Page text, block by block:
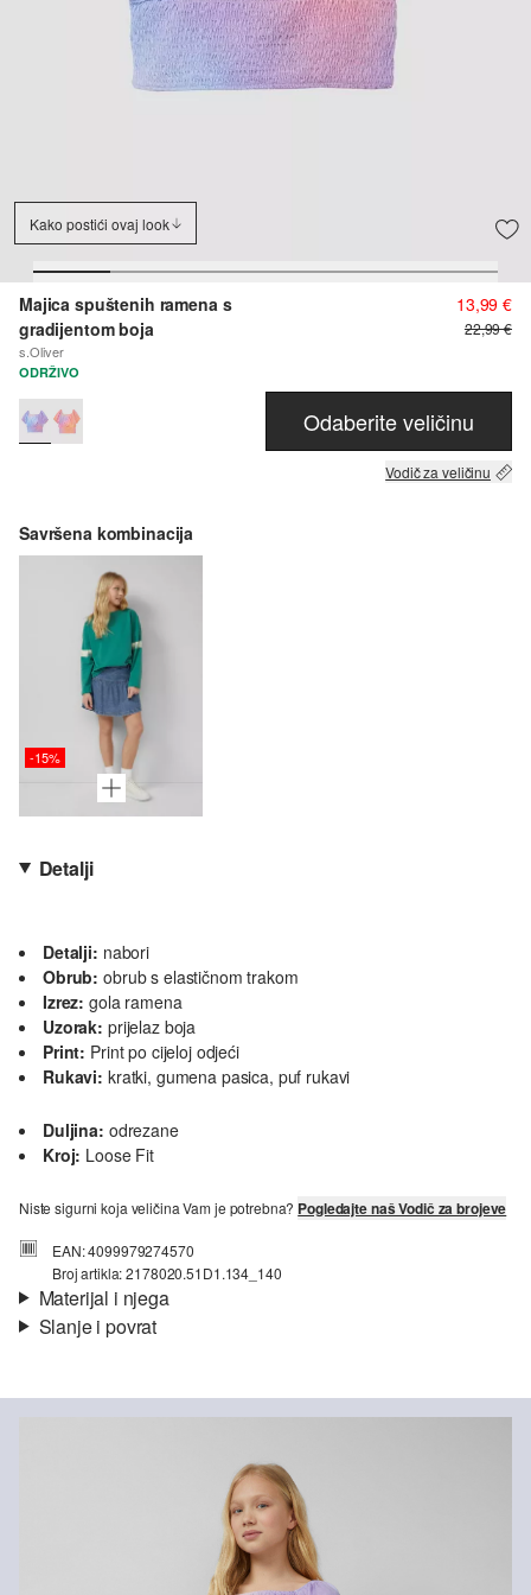
Kako postići ovaj look
Majica spuštenih ramena s
gradijentom boja
s.Oliver
13,99 €
22,99 €
ODRŽIVO
Odaberite veličinu
Vodič za veličinu
Savršena kombinacija
-15%
Detalji
Detalji: nabori
Obrub: obrub s elastičnom trakom
Izrez: gola ramena
Uzorak: prijelaz boja
Print: Print po cijeloj odjeći
Rukavi: kratki, gumena pasica, puf rukavi
Duljina: odrezane
Kroj: Loose Fit
Niste sigurni koja veličina Vam je potrebna? Pogledajte naš Vodič za brojeve
EAN: 4099979274570
Broj artikla: 2178020.51D1.134_140
Materijal i njega
Materijal: mješavina poliestera
Nije prikladno za izbjeljivanje sredstvom na bazi klora
Nije prikladno za sušilicu
Slanje i povrat
Vaša će narudžba biti poslana u roku od 4-8 radna dana putem
Hrvatska pošta-a. Standardna dostava košta 4,95 €.